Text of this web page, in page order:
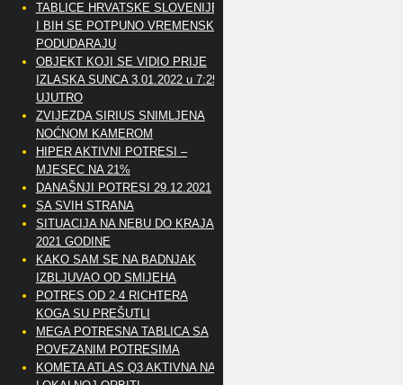
TABLICE HRVATSKE SLOVENIJE
I BIH SE POTPUNO VREMENSKI
PODUDARAJU
OBJEKT KOJI SE VIDIO PRIJE
IZLASKA SUNCA 3.01.2022 u 7:25
UJUTRO
ZVIJEZDA SIRIUS SNIMLJENA
NOĆNOM KAMEROM
HIPER AKTIVNI POTRESI –
MJESEC NA 21%
DANAŠNJI POTRESI 29.12.2021
SA SVIH STRANA
SITUACIJA NA NEBU DO KRAJA
2021 GODINE
KAKO SAM SE NA BADNJAK
IZBLJUVAO OD SMIJEHA
POTRES OD 2.4 RICHTERA
KOGA SU PREŠUTLI
MEGA POTRESNA TABLICA SA
POVEZANIM POTRESIMA
KOMETA ATLAS Q3 AKTIVNA NA